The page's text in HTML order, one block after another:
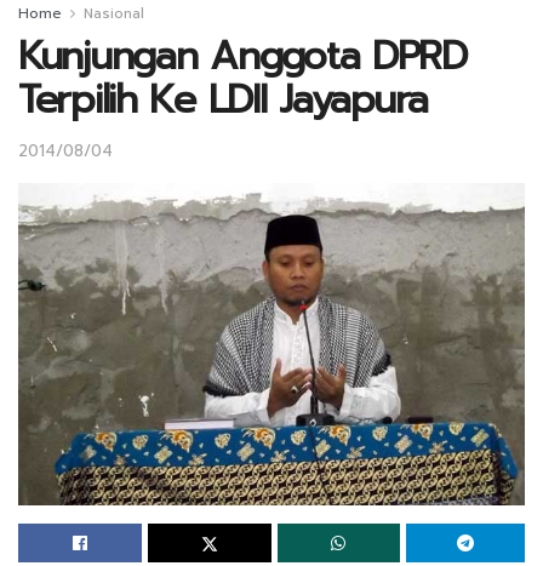
Home Nasional
Kunjungan Anggota DPRD
Terpilih Ke LDII Jayapura
2014/08/04